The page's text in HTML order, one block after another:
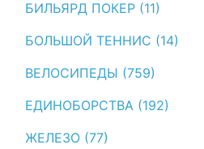
БИЛЬЯРД ПОКЕР (11)
БОЛЬШОЙ ТЕННИС (14)
ВЕЛОСИПЕДЫ (759)
ЕДИНОБОРСТВА (192)
ЖЕЛЕЗО (77)